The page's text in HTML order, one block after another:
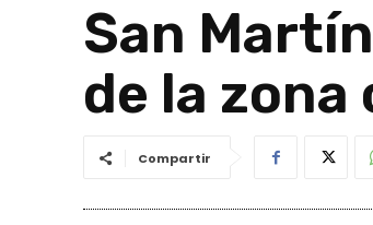
San
de la
Compartir